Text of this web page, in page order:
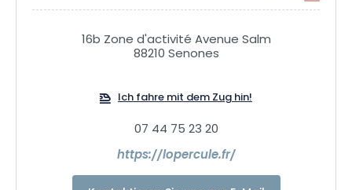
macht Platz für subtile Honigdüfte mit blumigem
16b Zone d'activité Avenue Salm
88210 Senones
Ich fahre mit dem Zug hin!
07 44 75 23 20
https://lopercule.fr/